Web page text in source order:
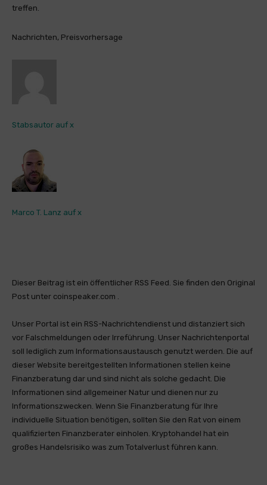
treffen.
Nachrichten, Preisvorhersage
Stabsautor auf x
Marco T. Lanz auf x
Dieser Beitrag ist ein öffentlicher RSS Feed. Sie finden den Original
Post unter coinspeaker.com .
Unser Portal ist ein RSS-Nachrichtendienst und distanziert sich
vor Falschmeldungen oder Irreführung. Unser Nachrichtenportal
soll lediglich zum Informationsaustausch genutzt werden. Die auf
dieser Website bereitgestellten Informationen stellen keine
Finanzberatung dar und sind nicht als solche gedacht. Die
Informationen sind allgemeiner Natur und dienen nur zu
Informationszwecken. Wenn Sie Finanzberatung für Ihre
individuelle Situation benötigen, sollten Sie den Rat von einem
qualifizierten Finanzberater einholen. Kryptohandel hat ein
großes Handelsrisiko was zum Totalverlust führen kann.